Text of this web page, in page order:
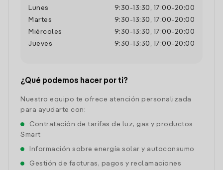
Lunes
9:30 - 13:30 , 17:00- 20:00
Martes
9:30 - 13:30 , 17:00- 20:00
Miércoles
9:30 - 13:30 , 17:00- 20:00
Jueves
9:30 - 13:30 , 17:00- 20:00
¿Qué podemos hacer por ti?
Nuestro equipo te ofrece atención personalizada
para ayudarte con:
Contratación de tarifas de luz, gas y productos
Smart
Información sobre energía solar y autoconsumo
Gestión de facturas, pagos y reclamaciones